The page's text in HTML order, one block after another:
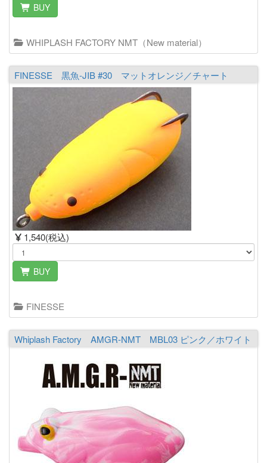
BUY
WHIPLASH FACTORY NMT（New material）
FINESSE 黒魚-JIB #30 マットオレンジ／チャート
1,540(税込)
BUY
FINESSE
Whiplash Factory AMGR-NMT MBL03 ピンク／ホワイト